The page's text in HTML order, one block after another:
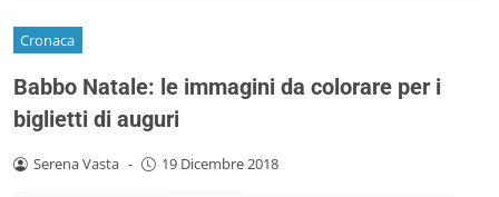
Cronaca
Babbo Natale: le immagini da colorare per i
biglietti di auguri
Serena Vasta - 19 Dicembre 2018